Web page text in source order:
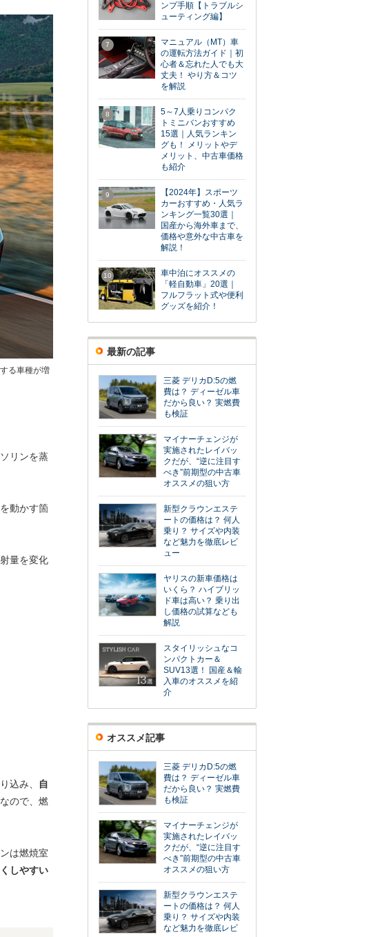
る車種が増
リンを蒸
動かす箇
量を変化
込み、
自
ので、燃
は燃焼室
しやすい
ンプ手順【トラブルシ
ューティング編】
7
マニュアル（MT）車
の運転方法ガイド｜初
心者＆忘れた人でも大
丈夫！ やり方＆コツ
を解説
8
5～7人乗りコンパク
トミニバンおすすめ
15選｜人気ランキン
グも！ メリットやデ
メリット、中古車価格
も紹介
9
【2024年】スポーツ
カーおすすめ・人気ラ
ンキング一覧30選｜
国産から海外車まで、
価格や意外な中古車を
解説！
10
車中泊にオススメの
「軽自動車」20選｜
フルフラット式や便利
グッズを紹介！
最新の記事
三菱 デリカD:5の燃
費は？ ディーゼル車
だから良い？ 実燃費
も検証
マイナーチェンジが
実施されたレイバッ
クだが、“逆に注目す
べき”前期型の中古車
オススメの狙い方
新型クラウンエステ
ートの価格は？ 何人
乗り？ サイズや内装
など魅力を徹底レビ
ュー
ヤリスの新車価格は
いくら？ ハイブリッ
ド車は高い？ 乗り出
し価格の試算なども
解説
スタイリッシュなコ
ンパクトカー＆
SUV13選！ 国産＆輸
入車のオススメを紹
介
オススメ記事
三菱 デリカD:5の燃
費は？ ディーゼル車
だから良い？ 実燃費
も検証
マイナーチェンジが
実施されたレイバッ
クだが、“逆に注目す
べき”前期型の中古車
オススメの狙い方
新型クラウンエステ
ートの価格は？ 何人
乗り？ サイズや内装
など魅力を徹底レビ